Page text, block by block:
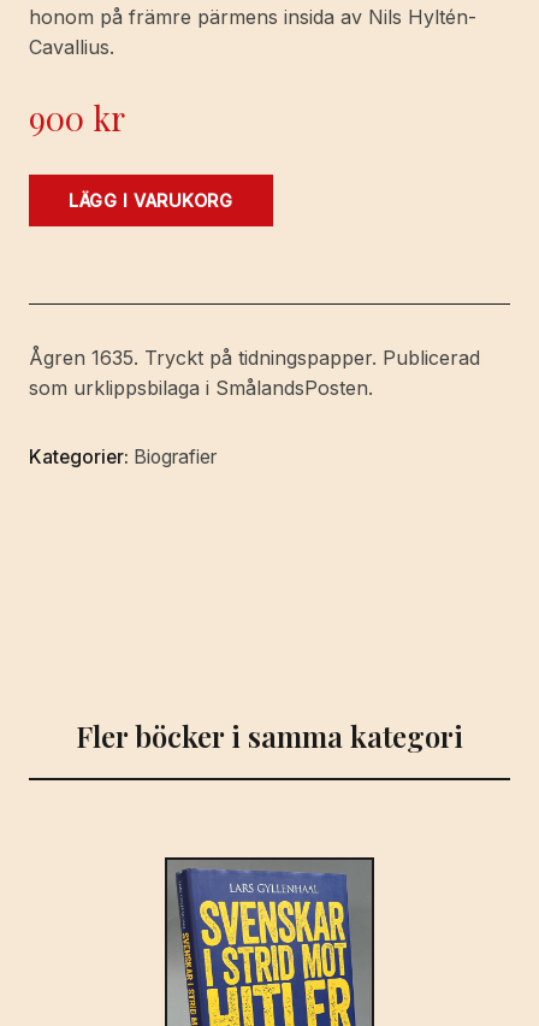
honom på främre pärmens insida av Nils Hyltén-
Cavallius.
900 kr
Anteckningar
Wexiö
1800-
1850.
-
LÄGG I VARUKORG
Ågren 1635. Tryckt på tidningspapper. Publicerad
som urklippsbilaga i SmålandsPosten.
Kategorier: Biografier
Fler böcker i samma kategori